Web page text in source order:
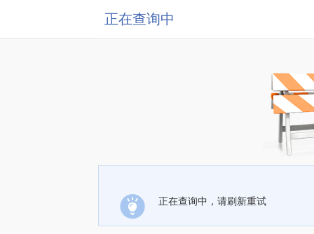
正在查询中
正在查询中，请刷新重试